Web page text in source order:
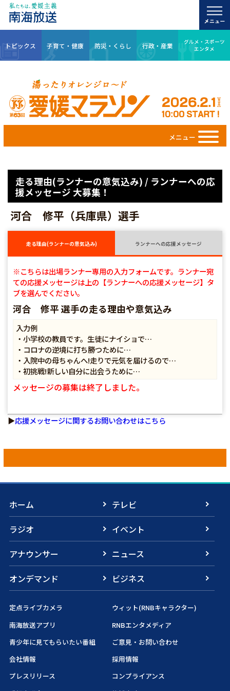
トピックス 子育て・健康 防災・くらし 行政・産業
グルメ・スポーツ
エンタメ
メニュー
走る理由(ランナーの意気込み) / ランナーへの応
援メッセージ 大募集！
河合 修平（兵庫県）選手
走る理由(ランナーの意気込み) ランナーへの応援メッセージ
※こちらは出場ランナー専用の入力フォームです。ランナー宛
ての応援メッセージは上の【ランナーへの応援メッセージ】タ
ブを選んでください。
河合 修平 選手の走る理由や意気込み
入力例
・小学校の教員です。生徒にナイショで…
・コロナの逆境に打ち勝つために…
・入院中の母ちゃんへ!走りで元気を届けるので…
・初挑戦!新しい自分に出会うために…
メッセージの募集は終了しました。
▶応援メッセージに関するお問い合わせはこちら
ホーム
テレビ
ラジオ
イベント
アナウンサー
ニュース
オンデマンド
ビジネス
定点ライブカメラ
ウィット(RNBキャラクター)
南海放送アプリ
RNBエンタメディア
青少年に見てもらいたい番組
ご意見・お問い合わせ
会社情報
採用情報
プレスリリース
コンプライアンス